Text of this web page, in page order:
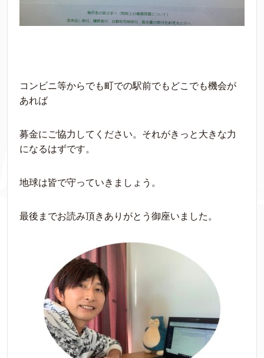
コンビニ等からでも町での駅前でもどこでも機会が
あれば
募金にご協力してください。それがきっと大きな力
になるはずです。
地球は皆で守っていきましょう。
最後までお読み頂きありがとう御座いました。